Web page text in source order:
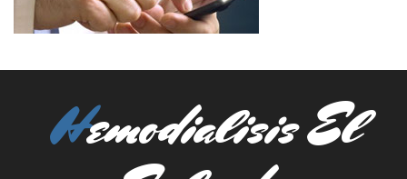
Hemodialisis El